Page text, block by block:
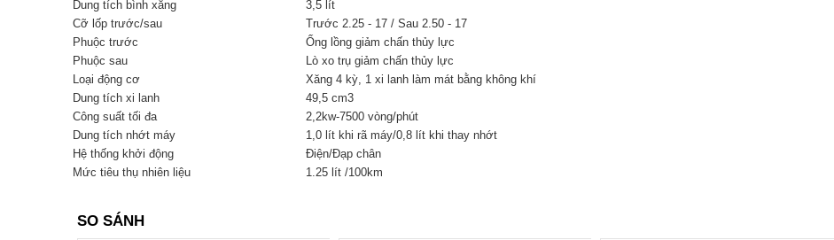
Dung tích bình xăng
3,5 lít
Cỡ lốp trước/sau
Trước 2.25 - 17 / Sau 2.50 - 17
Phuộc trước
Ống lồng giảm chấn thủy lực
Phuộc sau
Lò xo trụ giảm chấn thủy lực
Loại động cơ
Xăng 4 kỳ, 1 xi lanh làm mát bằng không khí
Dung tích xi lanh
49,5 cm3
Công suất tối đa
2,2kw-7500 vòng/phút
Dung tích nhớt máy
1,0 lít khi rã máy/0,8 lít khi thay nhớt
Hệ thống khởi động
Điện/Đạp chân
Mức tiêu thụ nhiên liệu
1.25 lít /100km
SO SÁNH